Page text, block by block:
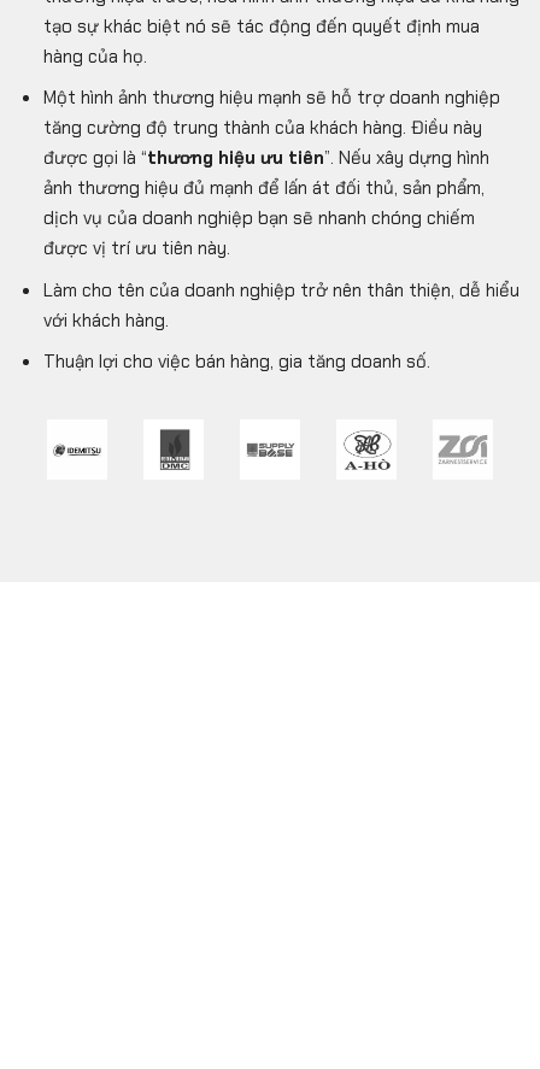
tạo sự khác biệt nó sẽ tác động đến quyết định mua
hàng của họ.
Một hình ảnh thương hiệu mạnh sẽ hỗ trợ doanh nghiệp
tăng cường độ trung thành của khách hàng. Điều này
được gọi là “thương hiệu ưu tiên”. Nếu xây dựng hình
ảnh thương hiệu đủ mạnh để lấn át đối thủ, sản phẩm,
dịch vụ của doanh nghiệp bạn sẽ nhanh chóng chiếm
được vị trí ưu tiên này.
Làm cho tên của doanh nghiệp trở nên thân thiện, dễ hiểu
với khách hàng.
Thuận lợi cho việc bán hàng, gia tăng doanh số.